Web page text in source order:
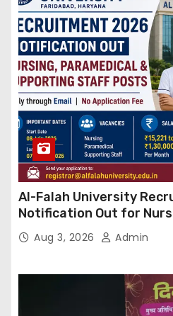
Al-Falah University
Notification Out for
Supporting Staff Posts,
Aug 3, 2026 Admin